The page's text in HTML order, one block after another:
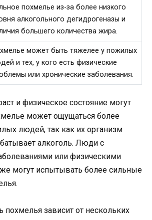
похмелье из-за более низкого
алкогольного дегидрогеназы и
большего количества жира.
может быть тяжелее у пожилых
и тех, у кого есть физические
или хронические заболевания.
и физическое состояние могут
может ощущаться более
людей, так как их организм
алкоголь. Люди с
или физическими
могут испытывать более сильные
похмелья зависит от нескольких